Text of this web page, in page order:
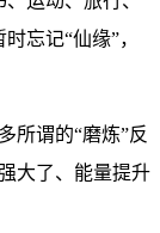
忘记“仙缘”，
所谓的“磨炼”反
大了、能量提升